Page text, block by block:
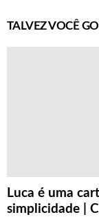
TALVEZ VOCÊ
Luca é uma
simplicidade |